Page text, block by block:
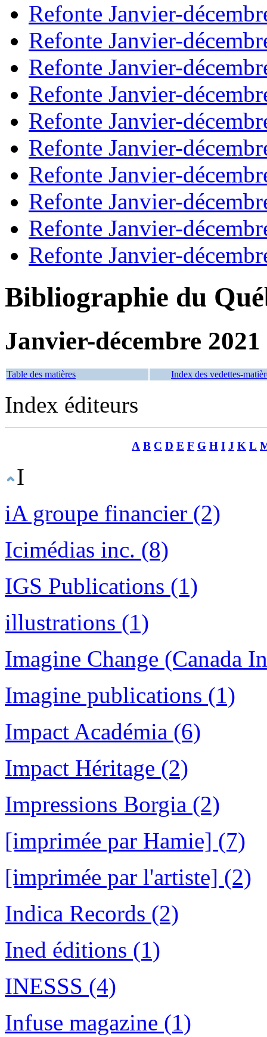
Refonte Janvier-
Refonte Janvier-
Refonte Janvier-
Refonte Janvier-
Refonte Janvier-
Refonte Janvier-
Refonte Janvier-
Refonte Janvier-
Refonte Janvier-
Refonte Janvier-
Bibliographie du
Janvier-décembre 2021
Table des matières Index des vedettes-
Index éditeurs
A B C D E F G H I J K L
I
iA groupe financier (2)
Icimédias inc. (8)
IGS Publications (1)
illustrations (1)
Imagine Change (Canada
Imagine publications (1)
Impact Académia (6)
Impact Héritage (2)
Impressions Borgia (2)
[imprimée par Hamie] (7)
[imprimée par l'artiste] (2)
Indica Records (2)
Ined éditions (1)
INESSS (4)
Infuse magazine (1)